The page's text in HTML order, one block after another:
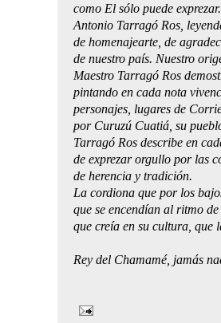
como El sólo puede exprezar.
Antonio Tarragó Ros,
de homenajearte, de
de nuestro país. Nuestro
Maestro Tarragó Ros
pintando en cada nota
personajes, lugares de
por Curuzú Cuatiá, su
Tarragó Ros describe en
de exprezar orgullo por las
de herencia y tradición.
La cordiona que por los
que se encendían al ritmo
que creía en su cultura, que
Rey del Chamamé, jamás